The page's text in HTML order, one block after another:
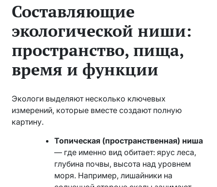
Составляющие
экологической ниши:
пространство, пища,
время и функции
Экологи выделяют несколько ключевых
измерений, которые вместе создают полную
картину.
Топическая (пространственная) ниша
— где именно вид обитает: ярус леса,
глубина почвы, высота над уровнем
моря. Например, лишайники на